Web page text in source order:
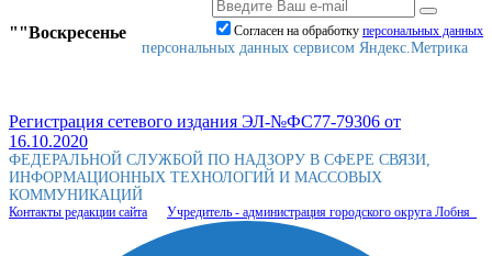
""Воскресенье Согласен на обработку персональныx данных
персональных данных сервисом Яндекс.Метрика
Регистрация сетевого издания ЭЛ-№ФС77-79306 от
16.10.2020
ФЕДЕРАЛЬНОЙ СЛУЖБОЙ ПО НАДЗОРУ В СФЕРЕ СВЯЗИ,
ИНФОРМАЦИОННЫХ ТЕХНОЛОГИЙ И МАССОВЫХ
КОММУНИКАЦИЙ
Контакты редакции сайта Учредитель - администрация городского округа Лобня